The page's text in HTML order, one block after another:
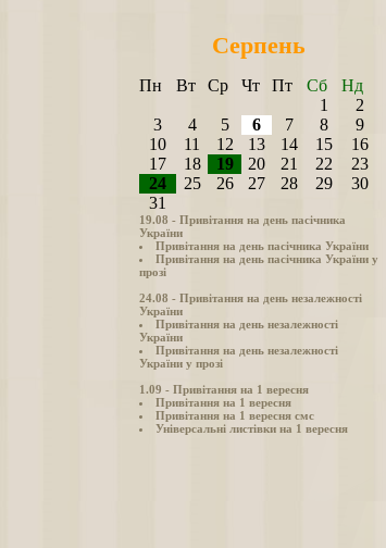
Серпень
Пн Вт Ср Чт Пт Сб
Нд
1
2
3
4 5 6 7 8
9
10
11 12 13 14 15
16
17
18 19 20 21 22
23
24
25 26 27 28 29
30
31
19.08 - Привітання на день пасічника
України
Привітання на день пасічника України
Привітання на день пасічника України у
прозі
24.08 - Привітання на день незалежності
України
Привітання на день незалежності
України
Привітання на день незалежності
України у прозі
1.09 - Привітання на 1 вересня
Привітання на 1 вересня
Привітання на 1 вересня смс
Універсальні листівки на 1 вересня